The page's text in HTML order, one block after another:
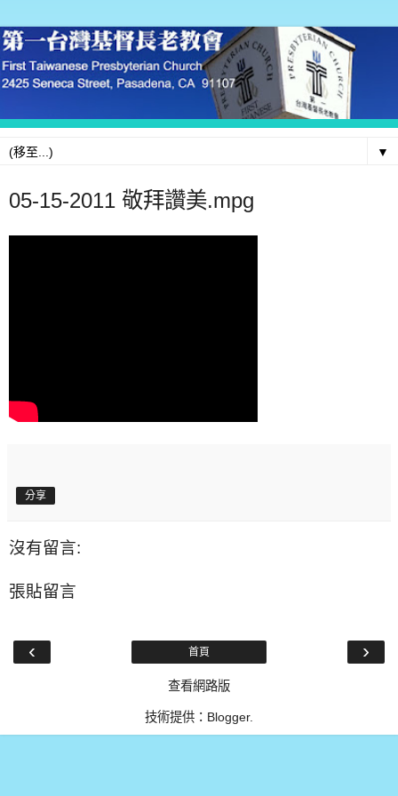
▼
05-15-2011 敬拜讚美.mpg
分享
沒有留言:
張貼留言
‹ ›
首頁
查看網路版
技術提供： Blogger.